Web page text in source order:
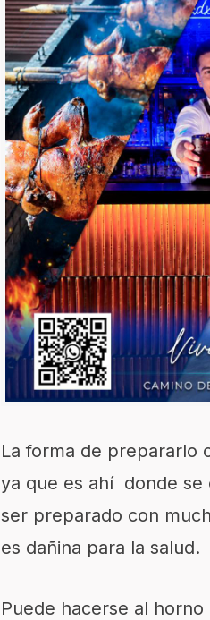
La forma de prepararlo
ya que es ahí donde
ser preparado con
es dañina para la salud.
Puede hacerse al